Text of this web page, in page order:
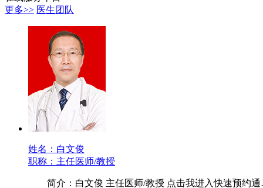
更多>> 医生团队
姓名：白文俊
职称：主任医师/教授
简介：白文俊 主任医师/教授 点击我进入快速预约